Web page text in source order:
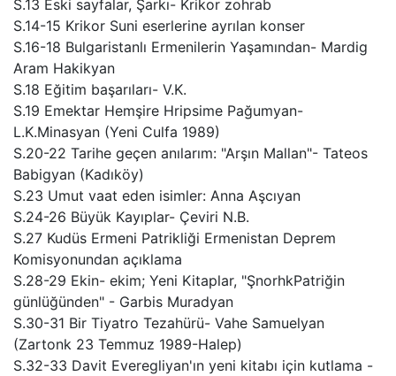
S.13 Eski sayfalar, Şarkı- Krikor zohrab
S.14-15 Krikor Suni eserlerine ayrılan konser
S.16-18 Bulgaristanlı Ermenilerin Yaşamından- Mardig
Aram Hakikyan
S.18 Eğitim başarıları- V.K.
S.19 Emektar Hemşire Hripsime Pağumyan-
L.K.Minasyan (Yeni Culfa 1989)
S.20-22 Tarihe geçen anılarım: "Arşın Mallan"- Tateos
Babigyan (Kadıköy)
S.23 Umut vaat eden isimler: Anna Aşcıyan
S.24-26 Büyük Kayıplar- Çeviri N.B.
S.27 Kudüs Ermeni Patrikliği Ermenistan Deprem
Komisyonundan açıklama
S.28-29 Ekin- ekim; Yeni Kitaplar, "ŞnorhkPatriğin
günlüğünden" - Garbis Muradyan
S.30-31 Bir Tiyatro Tezahürü- Vahe Samuelyan
(Zartonk 23 Temmuz 1989-Halep)
S.32-33 Davit Everegliyan'ın yeni kitabı için kutlama -